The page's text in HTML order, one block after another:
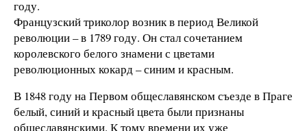
году.
Французский триколор возник в период Великой
революции – в 1789 году. Он стал сочетанием
королевского белого знамени с цветами
революционных кокард – синим и красным.
В 1848 году на Первом общеславянском съезде в Праге
белый, синий и красный цвета были признаны
общеславянскими. К тому времени их уже